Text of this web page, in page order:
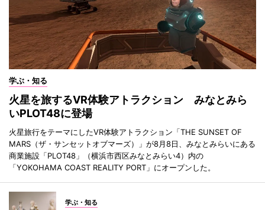
学ぶ・知る
火星を旅するVR体験アトラクション みなとみら
いPLOT48に登場
火星旅行をテーマにしたVR体験アトラクション「THE SUNSET OF
MARS（ザ・サンセットオブマーズ）」が8月8日、みなとみらいにある
商業施設「PLOT48」（横浜市西区みなとみらい4）内の
「YOKOHAMA COAST REALITY PORT」にオープンした。
学ぶ・知る